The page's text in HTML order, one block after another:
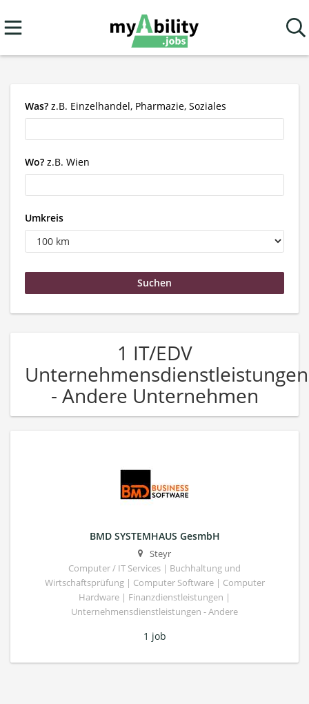
Was? z.B. Einzelhandel, Pharmazie, Soziales
Wo? z.B. Wien
Umkreis
1 IT/EDV
Unternehmensdienstleistungen
- Andere Unternehmen
BMD SYSTEMHAUS GesmbH
Steyr
Computer / IT Services | Buchhaltung und
Wirtschaftsprüfung | Computer Software | Computer
Hardware | Finanzdienstleistungen |
Unternehmensdienstleistungen - Andere
1 job